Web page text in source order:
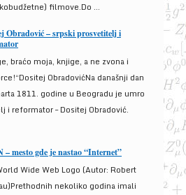
filmove.Do ...
Obradović – srpski prosvetitelj i
braćo moja, knjige, a ne zvona i
ObradovićNa današnji dan
1811. godine u Beogradu je umro
i reformator – Dositej Obradović.
– mesto gde je nastao “Internet”
Wide Web Logo (Autor: Robert
nekoliko godina imali